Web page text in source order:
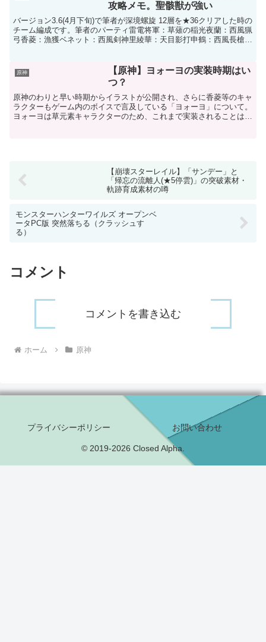
攻略メモ。聖骸獣が強い
バージョン3.6(4月下旬)で筆者が深境螺旋 12層を★36クリアした時の
チーム編成です。筆者のパーティ雷電将軍：草薙の稲光夜蘭：西風猟
弓香菱：漁獲ベネット：西風剣神里綾華：天目影打申鶴：西風長槍モ
原神
【原神】ヨォーヨの実装時期はい
つ？
原神のわりと早い時期からイラストが公開され、さらに香菱等のキャ
ラクターもゲーム内のボイスで言及している「ヨォーヨ」について。
ヨォーヨは草元素キャラクターのため、これまで実装されることはあ
【崩壊スターレイル】「サンデー」と
「帰忘の流離人(★5停雲)」の突破素材・
軌跡育成素材の噂
モンスターハンターワイルズ オープンベ
ータPC版 突然落ちる（クラッシュす
る）
コメント
コメントを書き込む
ホーム 原神
プライバシーポリシー お問い合わせ
© 2019-2026 Closed Alpha.